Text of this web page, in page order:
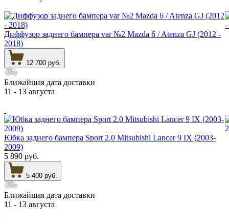
Диффузор заднего бампера var №2 Mazda 6 / Atenza GJ (2012 -
2018)
12 700 руб.
Ближайшая дата доставки
11 - 13 августа
Юбка заднего бампера Sport 2.0 Mitsubishi Lancer 9 IX (2003-
2009)
5 890 руб.
5 400 руб.
Ближайшая дата доставки
11 - 13 августа